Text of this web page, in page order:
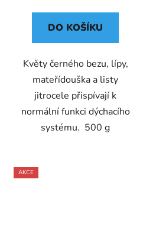
DO KOŠÍKU
Květy černého bezu, lípy,
mateřídouška a listy
jitrocele přispívají k
normální funkci dýchacího
systému. 500 g
AKCE